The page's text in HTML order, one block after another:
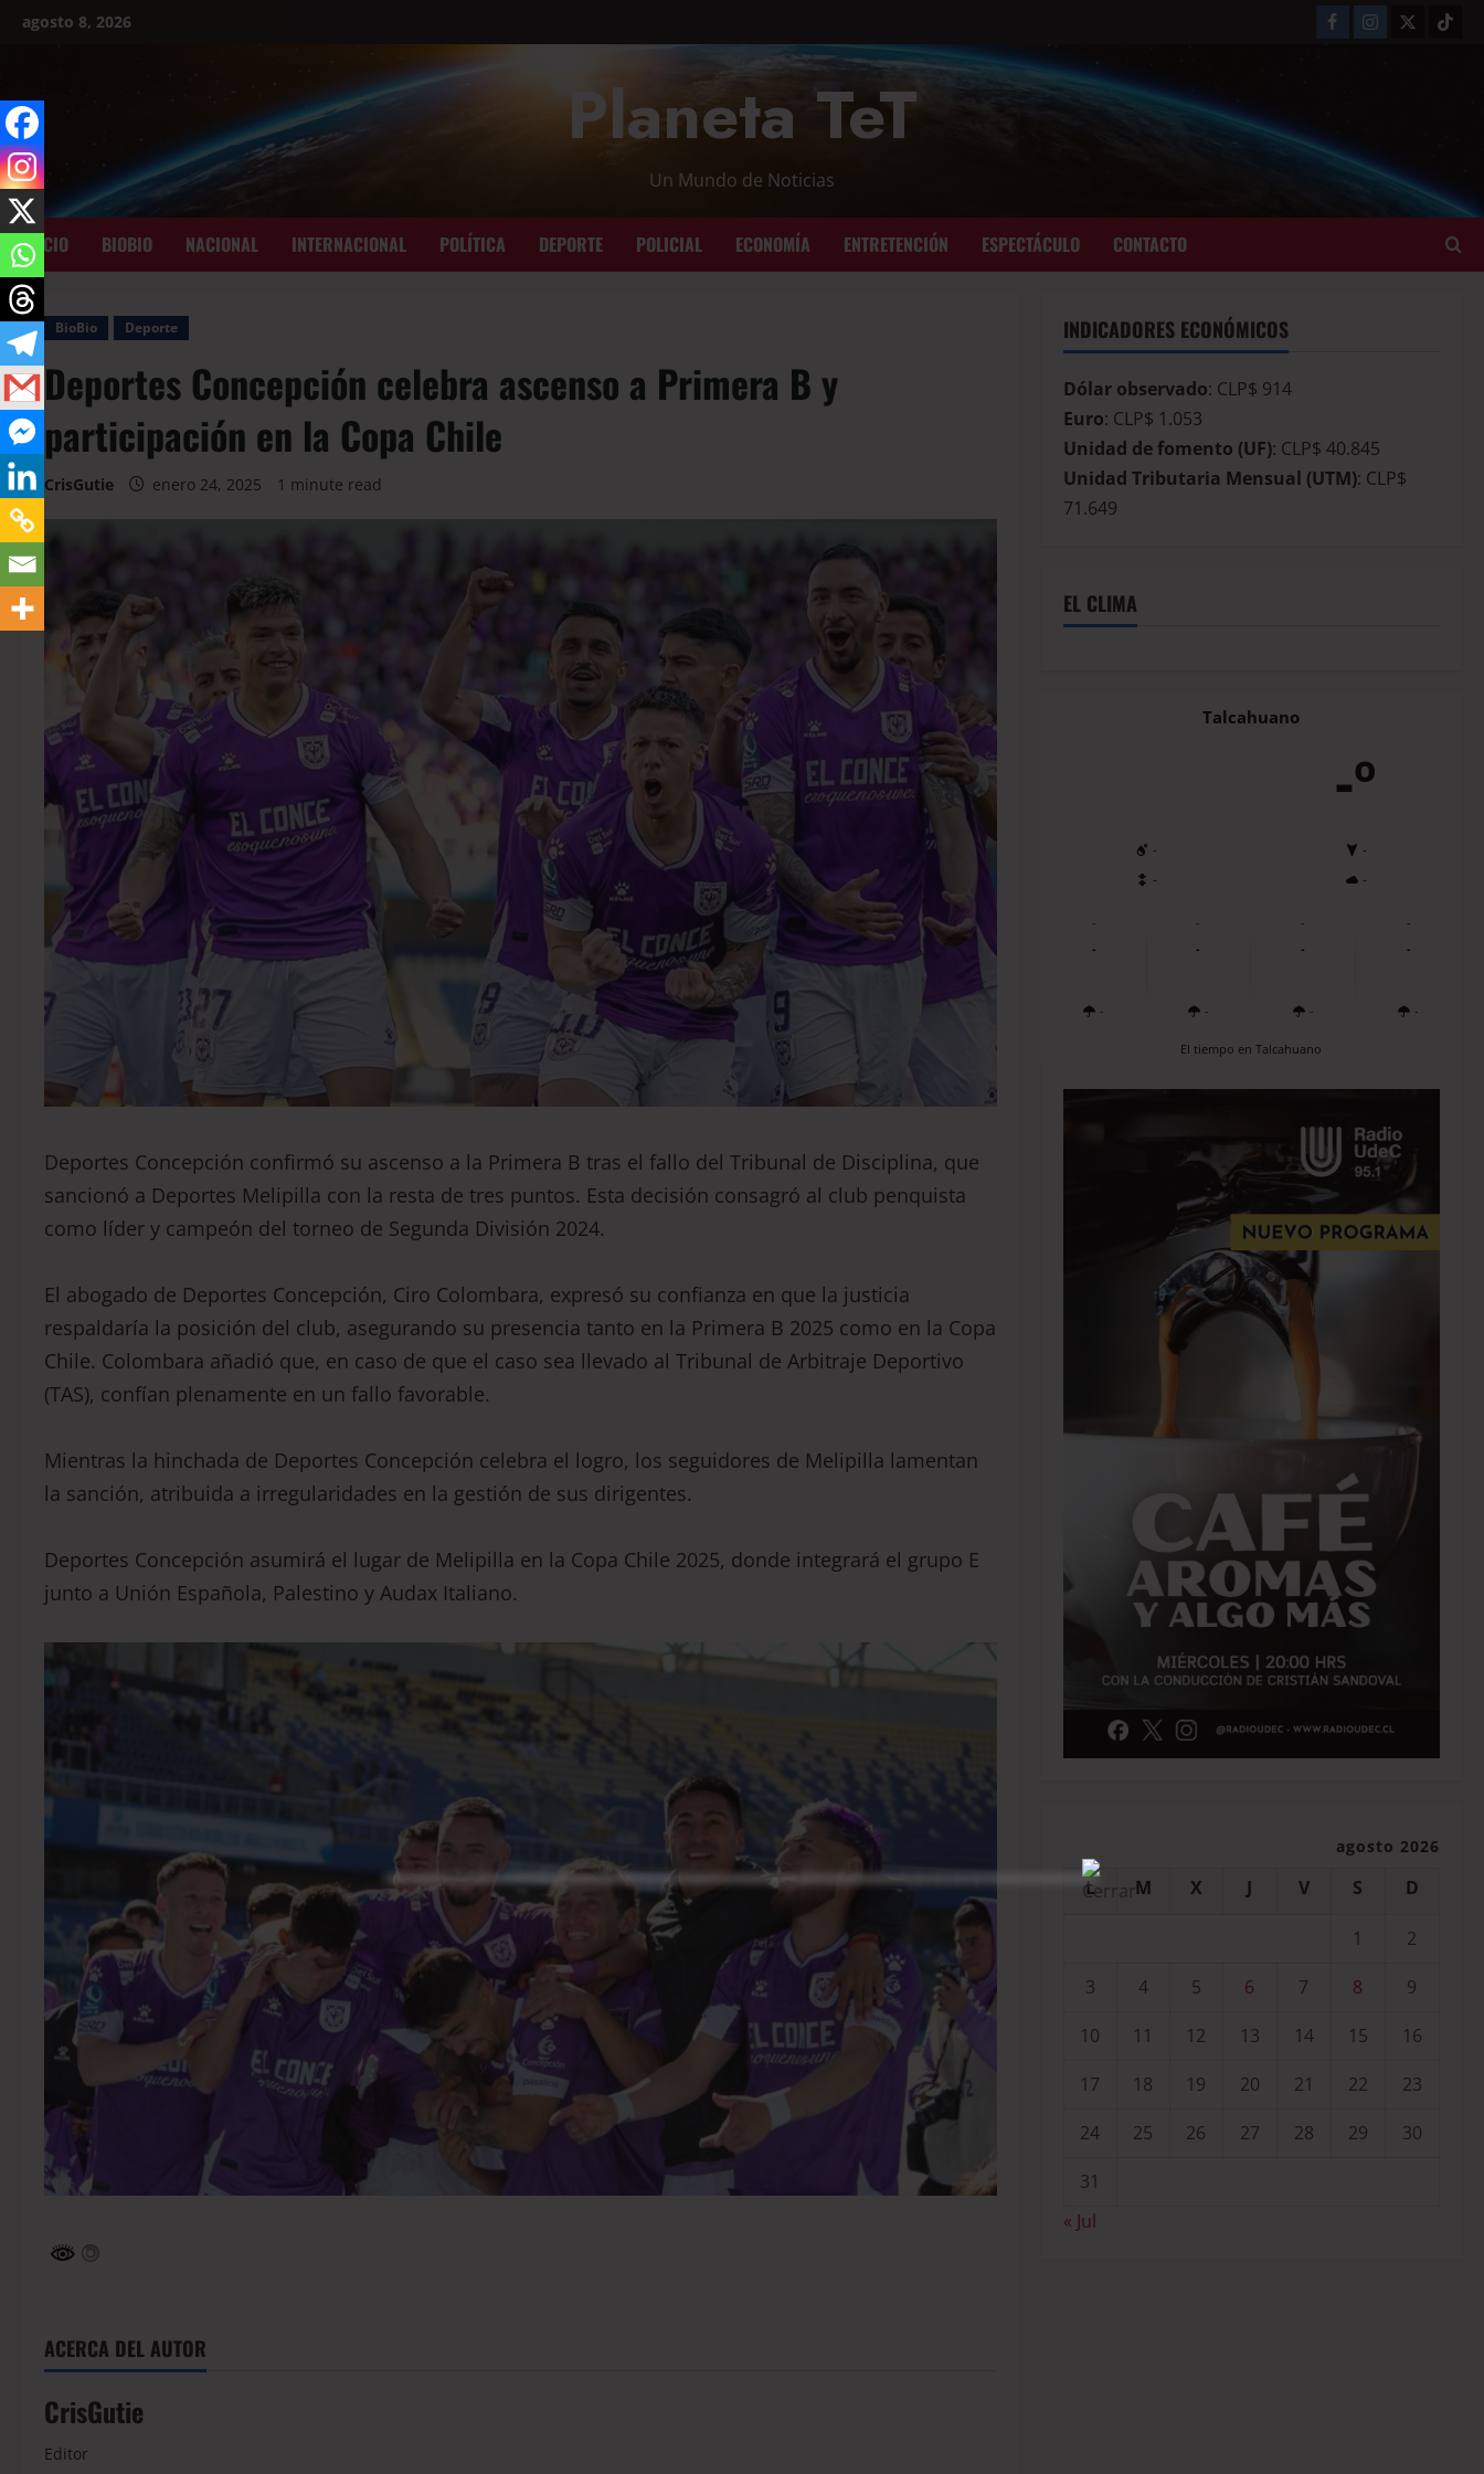
agosto 8, 2026
Planeta TeT
Un Mundo de Noticias
INICIO BIOBIO NACIONAL INTERNACIONAL POLÍTICA DEPORTE POLICIAL ECONOMÍA ENTRETENCIÓN ESPECTÁCULO CONTACTO
BioBio Deporte
Deportes Concepción celebra ascenso a Primera B y
participación en la Copa Chile
CrisGutie enero 24, 2025 1 minute read
Deportes Concepción confirmó su ascenso a la Primera B tras el fallo del Tribunal de Disciplina, que
sancionó a Deportes Melipilla con la resta de tres puntos. Esta decisión consagró al club penquista
como líder y campeón del torneo de Segunda División 2024.
El abogado de Deportes Concepción, Ciro Colombara, expresó su confianza en que la justicia
respaldaría la posición del club, asegurando su presencia tanto en la Primera B 2025 como en la Copa
Chile. Colombara añadió que, en caso de que el caso sea llevado al Tribunal de Arbitraje Deportivo
(TAS), confían plenamente en un fallo favorable.
Mientras la hinchada de Deportes Concepción celebra el logro, los seguidores de Melipilla lamentan
la sanción, atribuida a irregularidades en la gestión de sus dirigentes.
Deportes Concepción asumirá el lugar de Melipilla en la Copa Chile 2025, donde integrará el grupo E
junto a Unión Española, Palestino y Audax Italiano.
ACERCA DEL AUTOR
CrisGutie
Editor
INDICADORES ECONÓMICOS
Dólar observado: CLP$ 914
Euro: CLP$ 1.053
Unidad de fomento (UF): CLP$ 40.845
Unidad Tributaria Mensual (UTM): CLP$
71.649
EL CLIMA
Talcahuano
-º
-
-
-
-
-
-
-
-
-
-
-
-
-
-
-
-
El tiempo en Talcahuano
agosto 2026
L M X J V S D
1
2
3
4 5 6 7 8
9
10
11 12 13 14 15
16
17
18 19 20 21 22
23
24
25 26 27 28 29
30
31
« Jul